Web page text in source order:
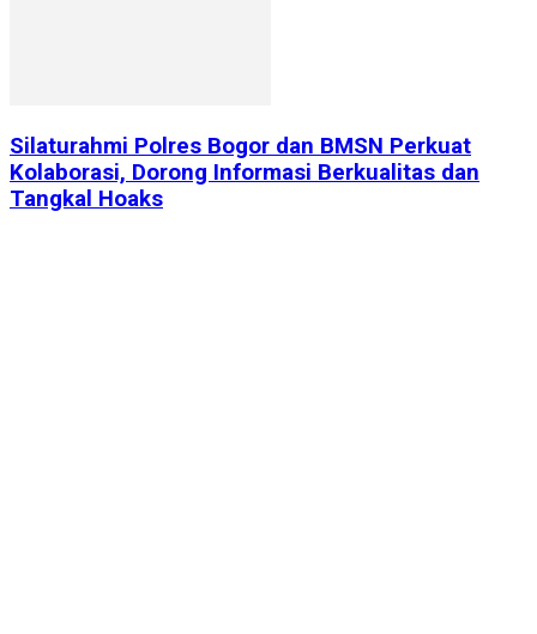
Silaturahmi Polres Bogor dan BMSN Perkuat
Kolaborasi, Dorong Informasi Berkualitas dan
Tangkal Hoaks